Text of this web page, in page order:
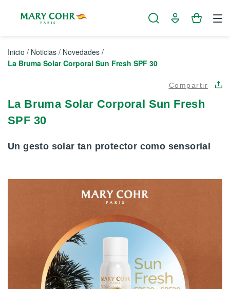
Inicio / Noticias / Novedades /
La Bruma Solar Corporal Sun Fresh SPF 30
Compartir
La Bruma Solar Corporal Sun Fresh
SPF 30
Un gesto solar tan protector como sensorial